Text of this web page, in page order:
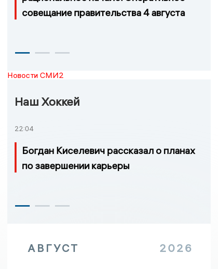
совещание правительства 4 августа
Новости СМИ2
Наш Хоккей
22:04
Богдан Киселевич рассказал о планах
по завершении карьеры
АВГУСТ 2026